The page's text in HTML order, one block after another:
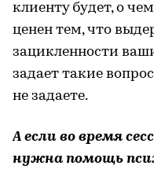
клиенту будет, о
ценен тем, что
зацикленности
задает такие
не задаете.
А если во время
нужна помощь